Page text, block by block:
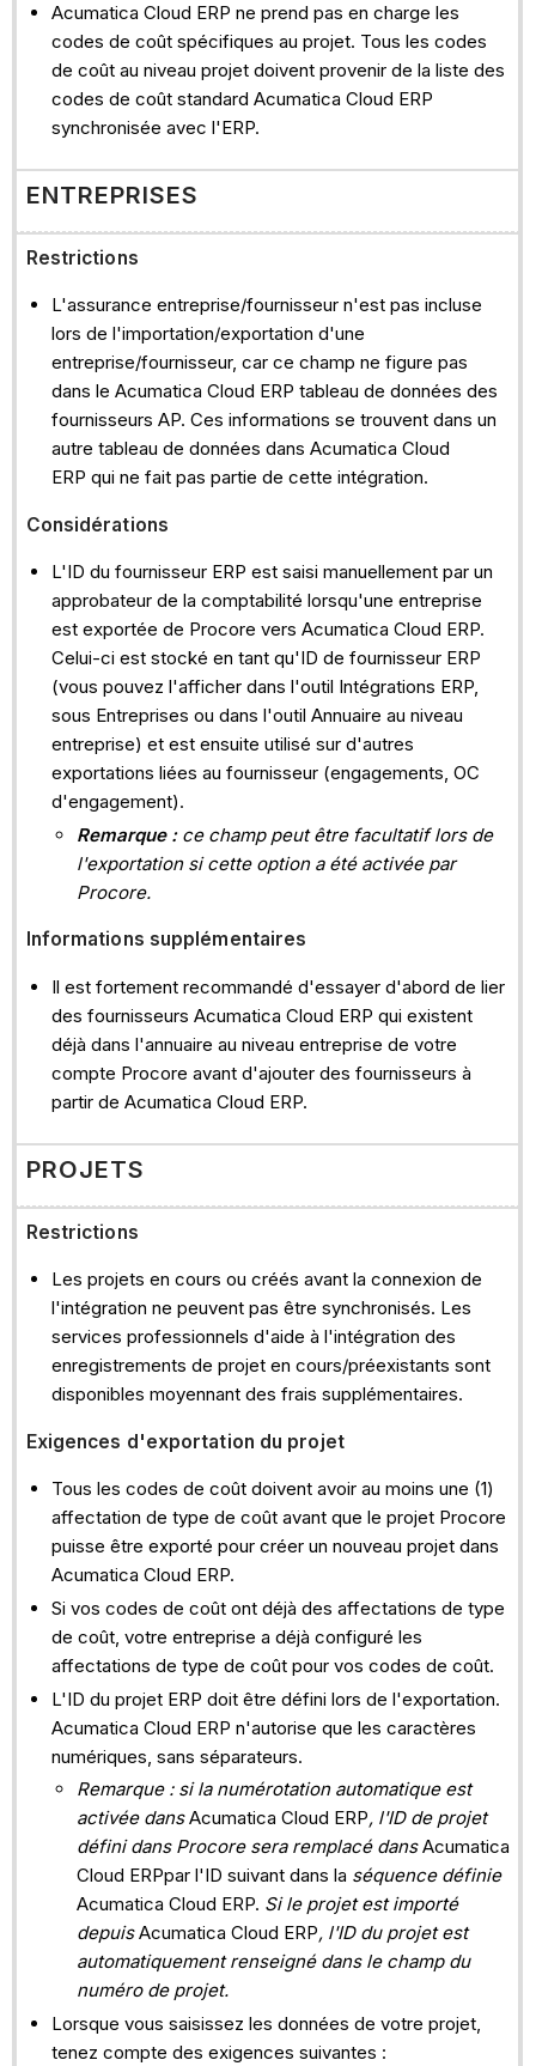
Acumatica Cloud ERP ne prend pas en charge les
codes de coût spécifiques au projet. Tous les codes
de coût au niveau projet doivent provenir de la liste des
codes de coût standard Acumatica Cloud ERP
synchronisée avec l'ERP.
ENTREPRISES
Restrictions
L'assurance entreprise/fournisseur n'est pas incluse
lors de l'importation/exportation d'une
entreprise/fournisseur, car ce champ ne figure pas
dans le Acumatica Cloud ERP tableau de données des
fournisseurs AP. Ces informations se trouvent dans un
autre tableau de données dans Acumatica Cloud
ERP qui ne fait pas partie de cette intégration.
Considérations
L'ID du fournisseur ERP est saisi manuellement par un
approbateur de la comptabilité lorsqu'une entreprise
est exportée de Procore vers Acumatica Cloud ERP.
Celui-ci est stocké en tant qu'ID de fournisseur ERP
(vous pouvez l'afficher dans l'outil Intégrations ERP,
sous Entreprises ou dans l'outil Annuaire au niveau
entreprise) et est ensuite utilisé sur d'autres
exportations liées au fournisseur (engagements, OC
d'engagement).
Remarque : ce champ peut être facultatif lors de
l'exportation si cette option a été activée par
Procore.
Informations supplémentaires
Il est fortement recommandé d'essayer d'abord de lier
des fournisseurs Acumatica Cloud ERP qui existent
déjà dans l'annuaire au niveau entreprise de votre
compte Procore avant d'ajouter des fournisseurs à
partir de Acumatica Cloud ERP.
PROJETS
Restrictions
Les projets en cours ou créés avant la connexion de
l'intégration ne peuvent pas être synchronisés. Les
services professionnels d'aide à l'intégration des
enregistrements de projet en cours/préexistants sont
disponibles moyennant des frais supplémentaires.
Exigences d'exportation du projet
Tous les codes de coût doivent avoir au moins une (1)
affectation de type de coût avant que le projet Procore
puisse être exporté pour créer un nouveau projet dans
Acumatica Cloud ERP.
Si vos codes de coût ont déjà des affectations de type
de coût, votre entreprise a déjà configuré les
affectations de type de coût pour vos codes de coût.
L'ID du projet ERP doit être défini lors de l'exportation.
Acumatica Cloud ERP n'autorise que les caractères
numériques, sans séparateurs.
Remarque : si la numérotation automatique est
activée dansAcumatica Cloud ERP, l'ID de projet
défini dans Procore sera remplacé dansAcumatica
Cloud ERPpar l'ID suivant dans la séquence définie
Acumatica Cloud ERP. Si le projet est importé
depuisAcumatica Cloud ERP, l'ID du projet est
automatiquement renseigné dans le champ du
numéro de projet.
Lorsque vous saisissez les données de votre projet,
tenez compte des exigences suivantes :